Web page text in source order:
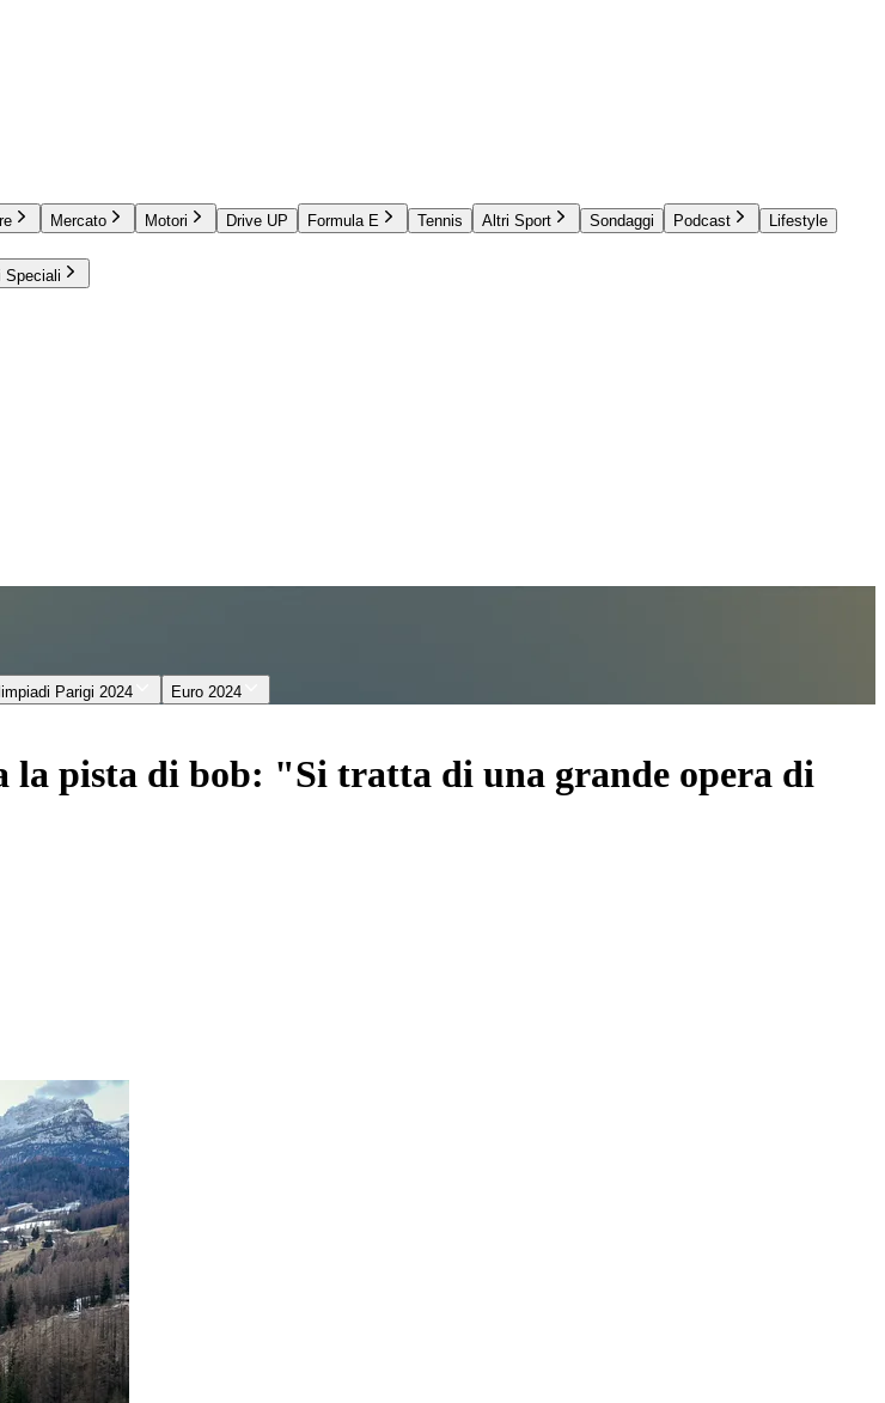
Mercato Motori Drive UP Formula E Tennis Altri Sport Sondaggi Podcast
Lifestyle
Speciali
Parigi 2024 Euro 2024
pista di bob: "Si tratta di una grande opera di